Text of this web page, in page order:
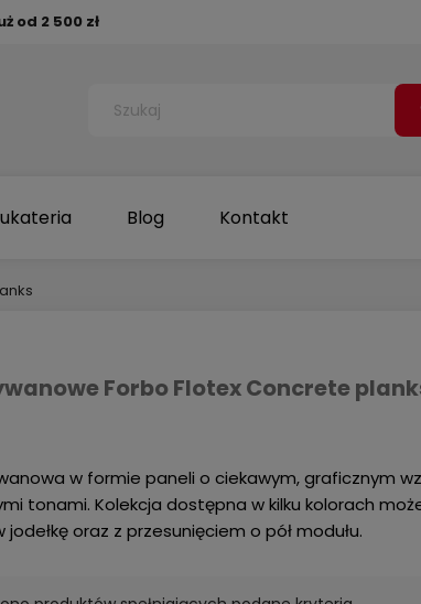
od 2 500 zł
Blog Kontakt
Forbo Flotex Concrete
w formie paneli o ciekawym, graficznym
tonami. Kolekcja dostępna w kilku kolorach
jodełkę oraz z przesunięciem o pół modułu.